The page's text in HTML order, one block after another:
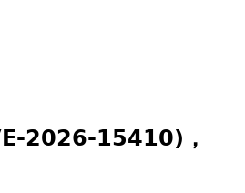
2026-15410)，